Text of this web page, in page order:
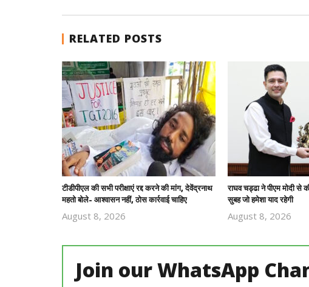
RELATED POSTS
टीडीपीएल की सभी परीक्षाएं रद्द करने की मांग, देवेंद्रनाथ
महतो बोले- आश्वासन नहीं, ठोस कार्रवाई चाहिए
August 8, 2026
राघव चड्ढा ने पीएम मोदी से
सुबह जो हमेशा याद रहेगी
August 8, 2026
Join our WhatsApp